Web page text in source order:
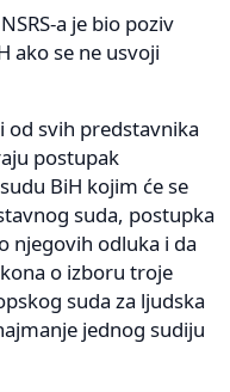
a je bio poziv
ako se ne usvoji
od svih predstavnika
postupak
BiH kojim će se
suda, postupka
njegovih odluka i da
o izboru troje
suda za ljudska
jednog sudiju